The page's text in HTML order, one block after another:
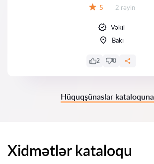
5 Rəylər:
2 rəyin
Vəkil
Bakı
2 0
Hüquqşünaslar kataloquna
Xidmətlər kataloqu